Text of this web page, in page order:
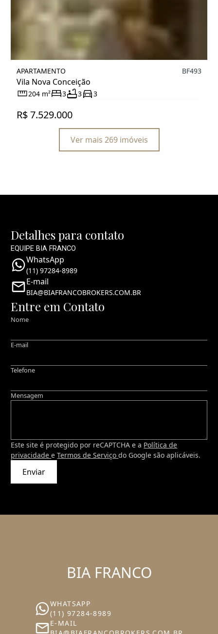
APARTAMENTO
Vila Nova Conceição
BF493
204 m² 3 3 3
R$ 7.529.000
Ver mais 269 imóveis
Detalhes para contato
EQUIPE BIA FRANCO
WhatsApp
(11) 97284-8989
E-mail
BIA@BIAFRANCOBROKERS.COM.BR
Entre em Contato
Nome
E-mail
Telefone
Mensagem
Este site é protegido por reCAPTCHA e a Política de
privacidadeeTermos de Serviçodo Google são aplicáveis.
Enviar
BIA FRANCO
WHATSAPP
(11) 97284-8989
E-MAIL